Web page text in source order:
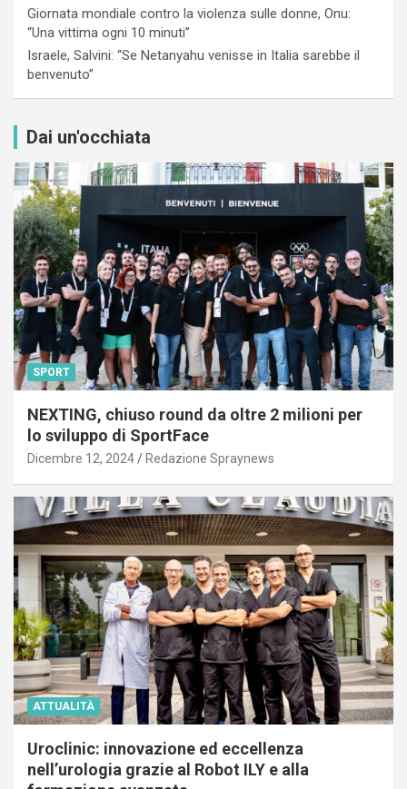
Giornata mondiale contro la violenza sulle donne, Onu:
“Una vittima ogni 10 minuti”
Israele, Salvini: “Se Netanyahu venisse in Italia sarebbe il
benvenuto”
Dai un'occhiata
SPORT
NEXTING, chiuso round da oltre 2 milioni per
lo sviluppo di SportFace
Dicembre 12, 2024 Redazione Spraynews
ATTUALITÀ
Uroclinic: innovazione ed eccellenza
nell’urologia grazie al Robot ILY e alla